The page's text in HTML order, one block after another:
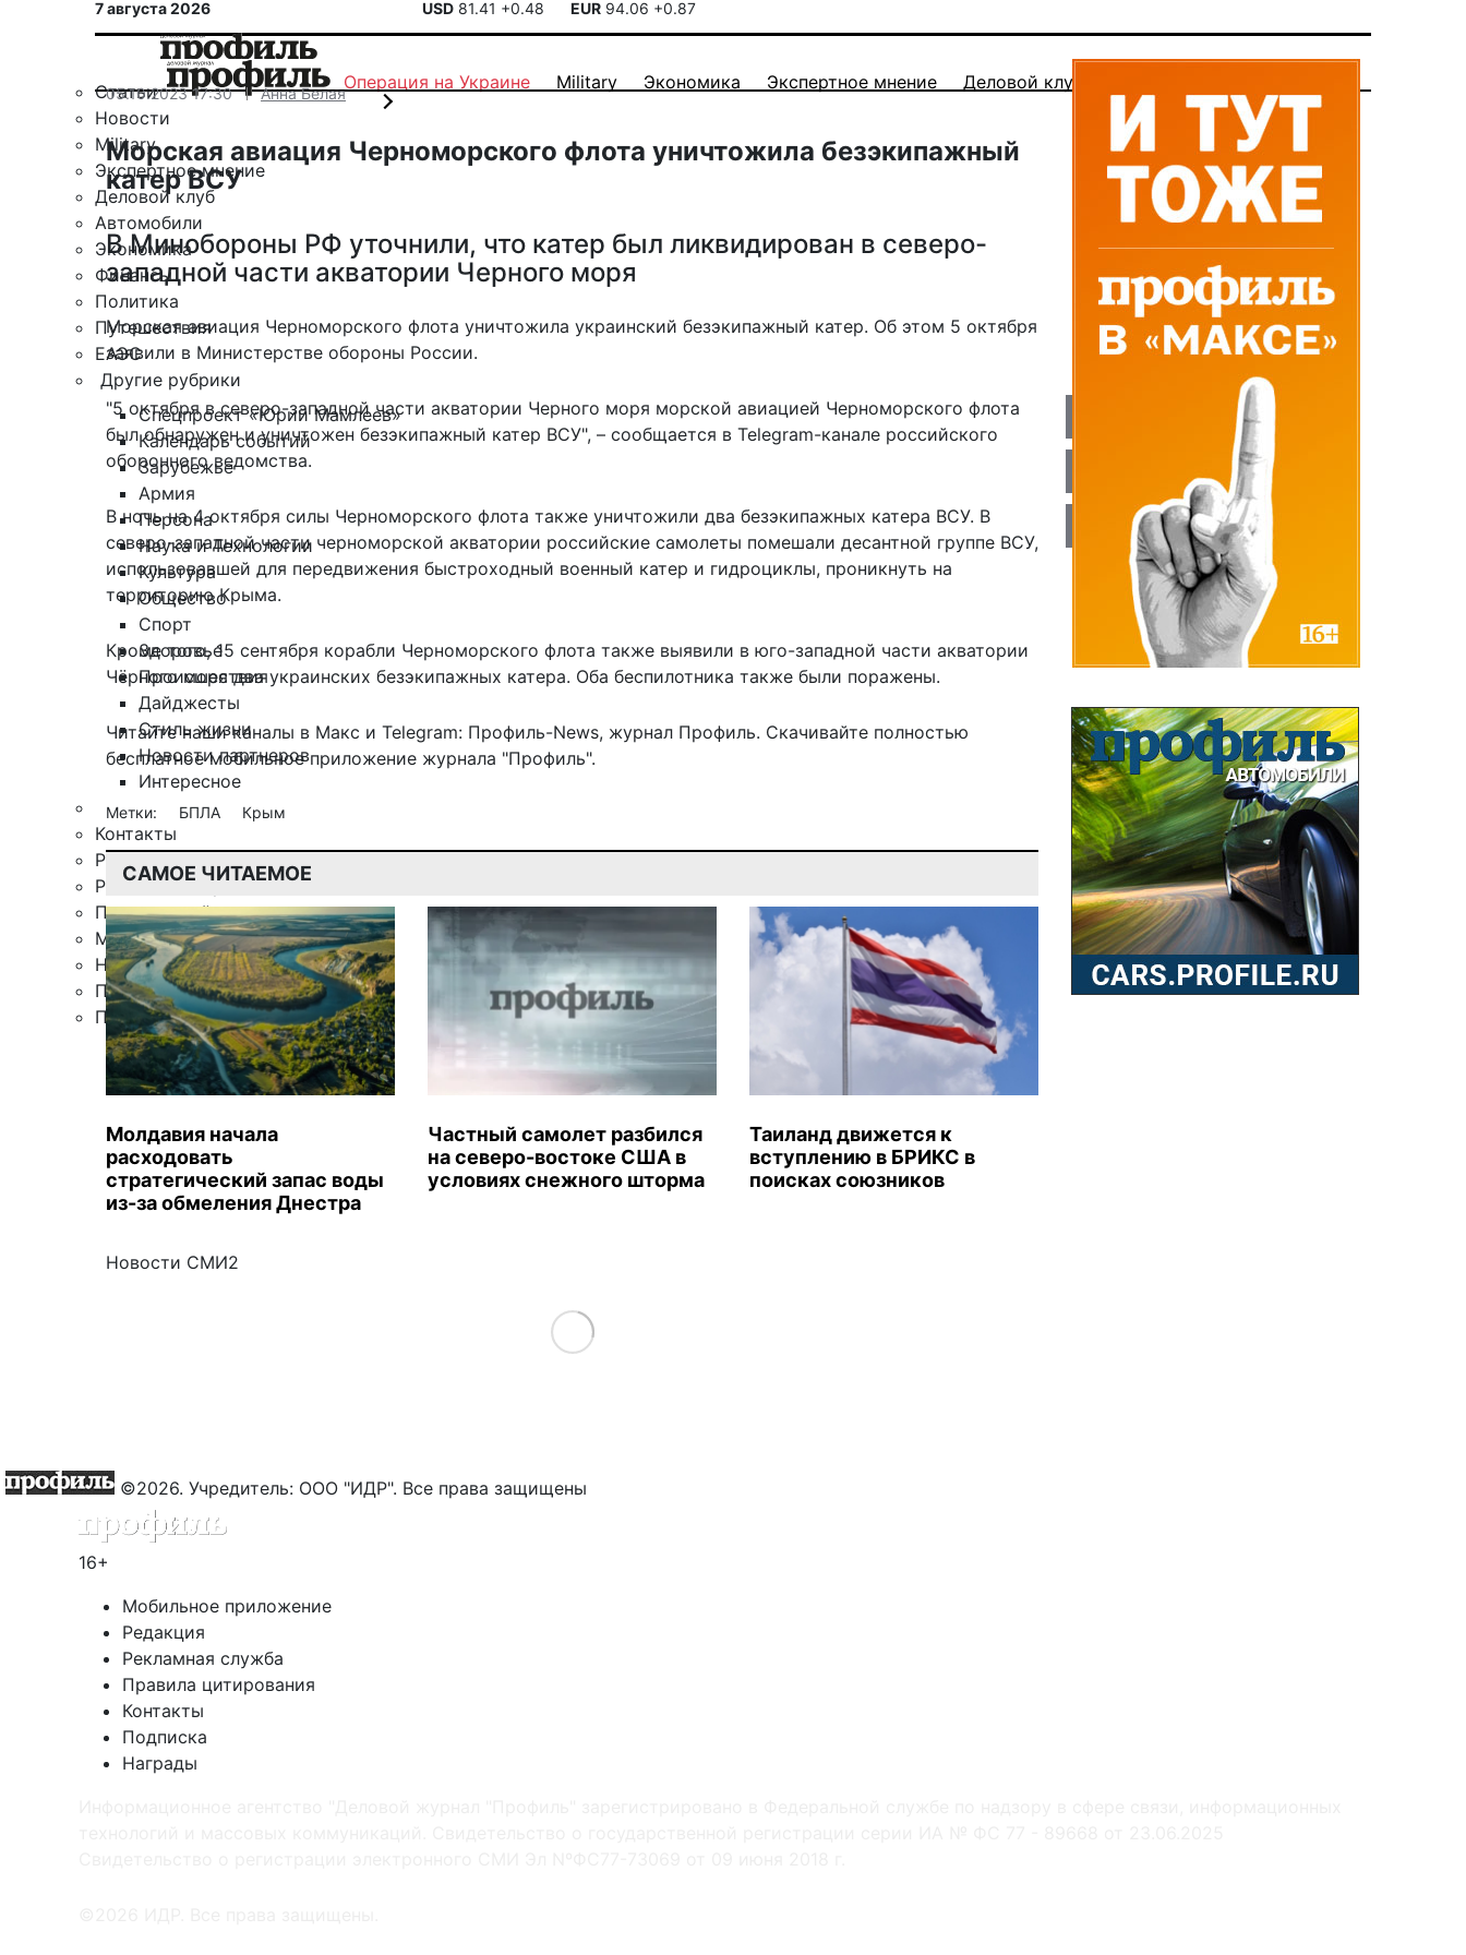
7 августа 2026 USD 81.41 +0.48 EUR 94.06 +0.87
Статьи
Новости
Military
Экспертное мнение
Деловой клуб
Автомобили
Экономика
Финансы
Политика
Путешествия
ЕАЭС
Другие рубрики
Спецпроект «Юрий Мамлеев»
Календарь событий
Зарубежье
Армия
Персона
Наука и Технологии
Культура
Общество
Спорт
Здоровье
Происшествия
Дайджесты
Стиль жизни
Новости партнеров
Интересное
Контакты
Редакция
Рекламная служба
Поиск по сайту
Мобильное приложение
Награды
Правила цитирования
Подписка
Операция на Украине Military Экономика Экспертное мнение Деловой клуб
05.10.2023 17:30 Анна Белая
Морская авиация Черноморского флота уничтожила безэкипажный
катер ВСУ
В Минобороны РФ уточнили, что катер был ликвидирован в северо-
западной части акватории Черного моря
Морская авиация Черноморского флота уничтожила украинский безэкипажный катер. Об этом 5 октября
заявили в Министерстве обороны России.
"5 октября в северо-западной части акватории Черного моря морской авиацией Черноморского флота
был обнаружен и уничтожен безэкипажный катер ВСУ", – сообщается в Telegram-канале российского
оборонного ведомства.
В ночь на 4 октября силы Черноморского флота также уничтожили два безэкипажных катера ВСУ. В
северо-западной части черноморской акватории российские самолеты помешали десантной группе ВСУ,
использовавшей для передвижения быстроходный военный катер и гидроциклы, проникнуть на
территорию Крыма.
Кроме того, 15 сентября корабли Черноморского флота также выявили в юго-западной части акватории
Чёрного моря два украинских безэкипажных катера. Оба беспилотника также были поражены.
Читайте наши каналы в Макс и Telegram: Профиль-News, журнал Профиль. Скачивайте полностью
бесплатное мобильноеприложение журнала "Профиль".
Метки: БПЛА Крым
САМОЕ ЧИТАЕМОЕ
Молдавия начала
расходовать
стратегический запас воды
из-за обмеления Днестра
Частный самолет разбился
на северо-востоке США в
условиях снежного шторма
Таиланд движется к
вступлению в БРИКС в
поисках союзников
Новости СМИ2
Load More
©2026. Учредитель: ООО "ИДР". Все права защищены
16+
Мобильное приложение
Редакция
Рекламная служба
Правила цитирования
Контакты
Подписка
Награды